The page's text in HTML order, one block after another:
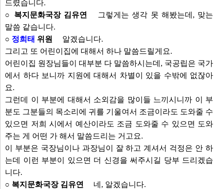
드렸습니다.
○ 복지문화국장 김유연
그렇게는 생각 못 해봤는데, 맞는
말씀 같습니다.
○ 정희태 위원
알겠습니다.
그리고 또 어린이집에 대해서 하나 말씀드릴게요.
어린이집 원장님들이 대부분 다 말씀하시는데, 국공립은 국가
에서 하다 보니까 지원에 대해서 차별이 있을 수밖에 없잖아
요.
그런데 이 부분에 대해서 소외감을 많이들 느끼시니까 이 부
분도 그분들의 목소리에 귀를 기울여서 조금이라도 도와줄 수
있으면 저희 시에서 예산이라도 조금 도와줄 수 있으면 도와
주는 게 어떤 가 해서 말씀드리는 거고요.
이 부분은 국장님이나 과장님이 잘 하고 계셔서 걱정은 안 하
는데 이런 부분이 있으면 더 신경을 써주시길 당부 드리겠습
니다.
○ 복지문화국장 김유연
네, 알겠습니다.